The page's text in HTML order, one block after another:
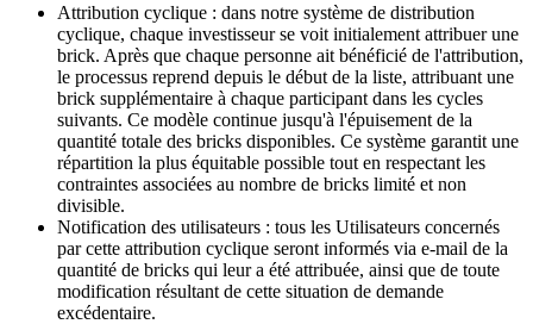
Attribution cyclique : dans notre système de distribution
cyclique, chaque investisseur se voit initialement attribuer une
brick. Après que chaque personne ait bénéficié de l'attribution,
le processus reprend depuis le début de la liste, attribuant une
brick supplémentaire à chaque participant dans les cycles
suivants. Ce modèle continue jusqu'à l'épuisement de la
quantité totale des bricks disponibles. Ce système garantit une
répartition la plus équitable possible tout en respectant les
contraintes associées au nombre de bricks limité et non
divisible.
Notification des utilisateurs : tous les Utilisateurs concernés
par cette attribution cyclique seront informés via e-mail de la
quantité de bricks qui leur a été attribuée, ainsi que de toute
modification résultant de cette situation de demande
excédentaire.